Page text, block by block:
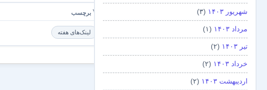
لینک‌های هفته
شهریور ۱۴۰۳ (۳)
مرداد ۱۴۰۳ (۱)
تیر ۱۴۰۳ (۲)
خرداد ۱۴۰۳ (۲)
اردیبهشت ۱۴۰۳ (۲)